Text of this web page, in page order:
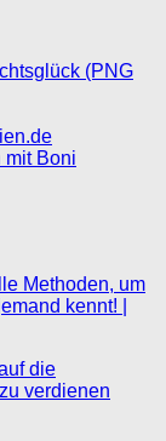
(PNG
mit Boni
Methoden, um
kennt! |
die
verdienen